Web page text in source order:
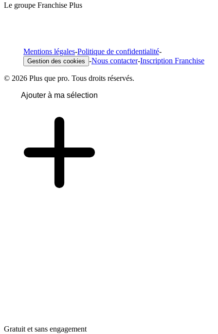
Le groupe Franchise Plus
Mentions légales-Politique de confidentialité-
Gestion des cookies -Nous contacter-Inscription Franchise
© 2026 Plus que pro. Tous droits réservés.
Ajouter à ma sélection
Gratuit et sans engagement